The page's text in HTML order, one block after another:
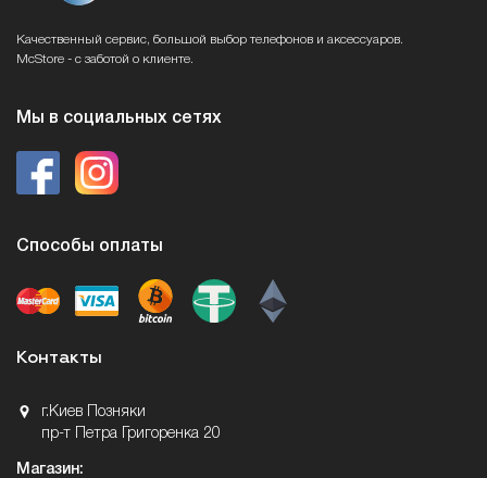
Качественный сервис, большой выбор телефонов и аксессуаров.
McStore - с заботой о клиенте.
Мы в социальных сетях
Способы оплаты
Контакты
г.Киев Позняки
пр-т Петра Григоренка 20
Магазин: